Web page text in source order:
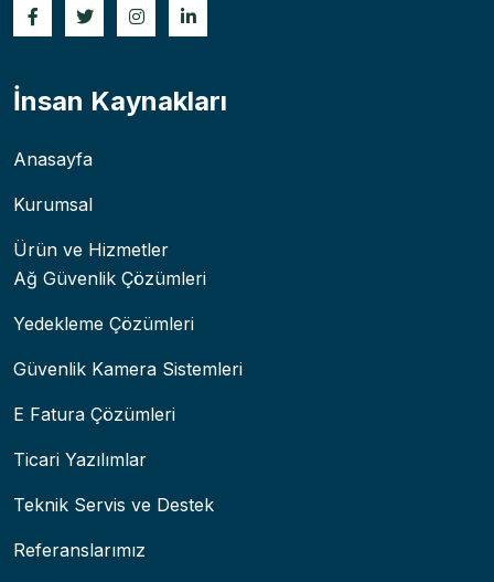
İnsan Kaynakları
Anasayfa
Kurumsal
Ürün ve Hizmetler
Ağ Güvenlik Çözümleri
Yedekleme Çözümleri
Güvenlik Kamera Sistemleri
E Fatura Çözümleri
Ticari Yazılımlar
Teknik Servis ve Destek
Referanslarımız